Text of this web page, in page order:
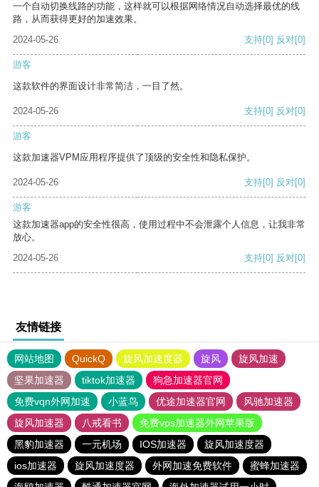
一个自动切换线路的功能，这样就可以根据网络情况自动选择最优的线
路，从而获得更好的加速效果。
2024-05-26
支持[0] 反对[0]
游客
这款软件的界面设计非常简洁，一目了然。
2024-05-26 支持[0] 反对[0]
游客
这款加速器VPM应用程序提供了顶级的安全性和隐私保护。
2024-05-26 支持[0] 反对[0]
游客
这款加速器app的安全性很高，使用过程中不会泄露个人信息，让我非常
放心。
2024-05-26
支持[0] 反对[0]
友情链接
网站地图 QuickQ 旋风加速度器 旋风
旋风加速
坚果加速器
tiktok加速器
狗急加速器官网
免费vqn外网加速
小蓝鸟 优途加速器官网
风驰加速器
旋风加速器
八戒看书
免费vps加速器外网苹果版
黑豹加速器
一元机场 IOS加速器
旋风加速度器
ios加速器
旋风加速度器 外网加速免费软件
蜜蜂加速器